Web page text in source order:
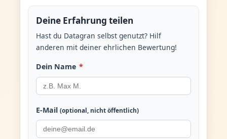
Deine Erfahrung teilen
Hast du Datagran selbst genutzt? Hilf
anderen mit deiner ehrlichen Bewertung!
Dein Name *
E-Mail (optional, nicht öffentlich)